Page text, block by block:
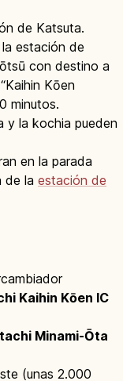
de Katsuta.
estación de
con destino a
Kōen
minutos.
y la kochia pueden
en la parada
de la estación de
Kaihin Kōen IC
Minami-Ōta
(unas 2.000